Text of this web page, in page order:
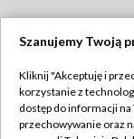
Abonament
Szanujemy Twoją
Kliknij "Akceptuję i
korzystanie z
dostęp do informacji
przechowywanie oraz